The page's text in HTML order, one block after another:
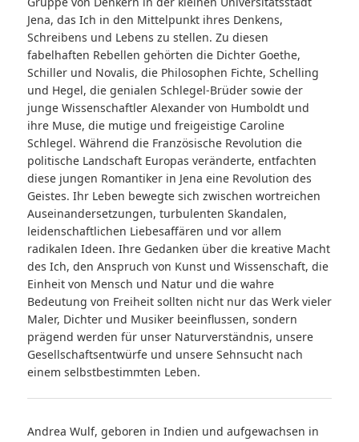
Jena, das Ich in den Mittelpunkt ihres Denkens,
Schreibens und Lebens zu stellen. Zu diesen
fabelhaften Rebellen gehörten die Dichter Goethe,
Schiller und Novalis, die Philosophen Fichte, Schelling
und Hegel, die genialen Schlegel-Brüder sowie der
junge Wissenschaftler Alexander von Humboldt und
ihre Muse, die mutige und freigeistige Caroline
Schlegel. Während die Französische Revolution die
politische Landschaft Europas veränderte, entfachten
diese jungen Romantiker in Jena eine Revolution des
Geistes. Ihr Leben bewegte sich zwischen wortreichen
Auseinandersetzungen, turbulenten Skandalen,
leidenschaftlichen Liebesaffären und vor allem
radikalen Ideen. Ihre Gedanken über die kreative Macht
des Ich, den Anspruch von Kunst und Wissenschaft, die
Einheit von Mensch und Natur und die wahre
Bedeutung von Freiheit sollten nicht nur das Werk vieler
Maler, Dichter und Musiker beeinflussen, sondern
prägend werden für unser Naturverständnis, unsere
Gesellschaftsentwürfe und unsere Sehnsucht nach
einem selbstbestimmten Leben.
Andrea Wulf, geboren in Indien und aufgewachsen in